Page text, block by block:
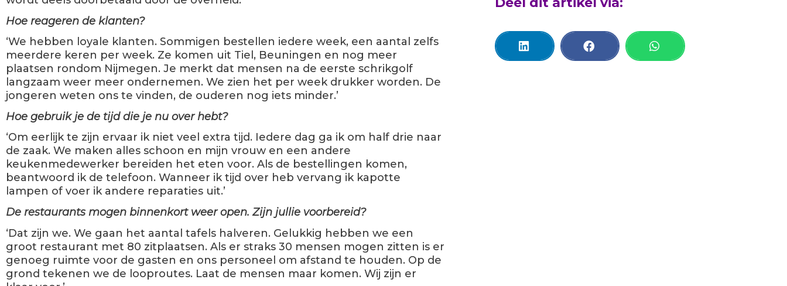
Hoe reageren de klanten?
‘We hebben loyale klanten. Sommigen bestellen iedere week, een aantal zelfs
meerdere keren per week. Ze komen uit Tiel, Beuningen en nog meer
plaatsen rondom Nijmegen. Je merkt dat mensen na de eerste schrikgolf
langzaam weer meer ondernemen. We zien het per week drukker worden. De
jongeren weten ons te vinden, de ouderen nog iets minder.’
Hoe gebruik je de tijd die je nu over hebt?
‘Om eerlijk te zijn ervaar ik niet veel extra tijd. Iedere dag ga ik om half drie naar
de zaak. We maken alles schoon en mijn vrouw en een andere
keukenmedewerker bereiden het eten voor. Als de bestellingen komen,
beantwoord ik de telefoon. Wanneer ik tijd over heb vervang ik kapotte
lampen of voer ik andere reparaties uit.’
De restaurants mogen binnenkort weer open. Zijn jullie voorbereid?
‘Dat zijn we. We gaan het aantal tafels halveren. Gelukkig hebben we een
groot restaurant met 80 zitplaatsen. Als er straks 30 mensen mogen zitten is er
genoeg ruimte voor de gasten en ons personeel om afstand te houden. Op de
grond tekenen we de looproutes. Laat de mensen maar komen. Wij zijn er